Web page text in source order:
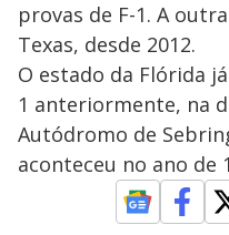
provas de F-1. A
Texas, desde 2012.
O estado da Flórida
1 anteriormente, na
Autódromo de
aconteceu no ano de